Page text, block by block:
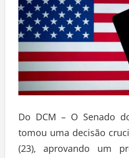
Do DCM – O Senado
tomou uma decisão
(23), aprovando um